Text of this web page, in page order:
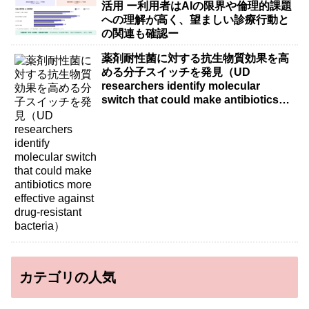
活用 ー利用者はAIの限界や倫理的課題
への理解が高く、望ましい診療行動と
の関連も確認ー
薬剤耐性菌に対する抗生物質効果を高
める分子スイッチを発見（UD
researchers identify molecular
switch that could make antibiotics
カテゴリの人気